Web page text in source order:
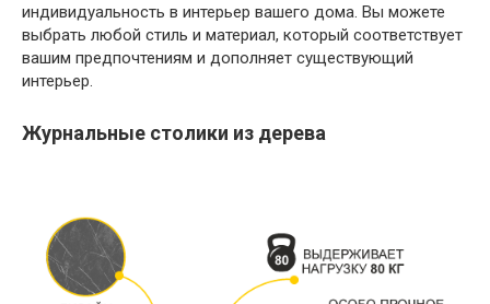
индивидуальность в интерьер вашего дома. Вы можете
выбрать любой стиль и материал, который соответствует
вашим предпочтениям и дополняет существующий
интерьер.
Журнальные столики из дерева